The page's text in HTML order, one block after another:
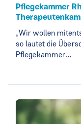
Pflegekammer
„Wir wollen
so lautet die
Pflegekammer…